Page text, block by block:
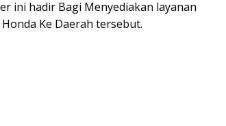
ini hadir Bagi Menyediakan layanan
Ke Daerah tersebut.